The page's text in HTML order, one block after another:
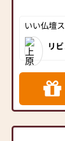
テリアに
中心に豊
ります。
■「勾当台
仙台市営地
場所に構え
いい仏壇
リ
ン
仏
店
様
す。